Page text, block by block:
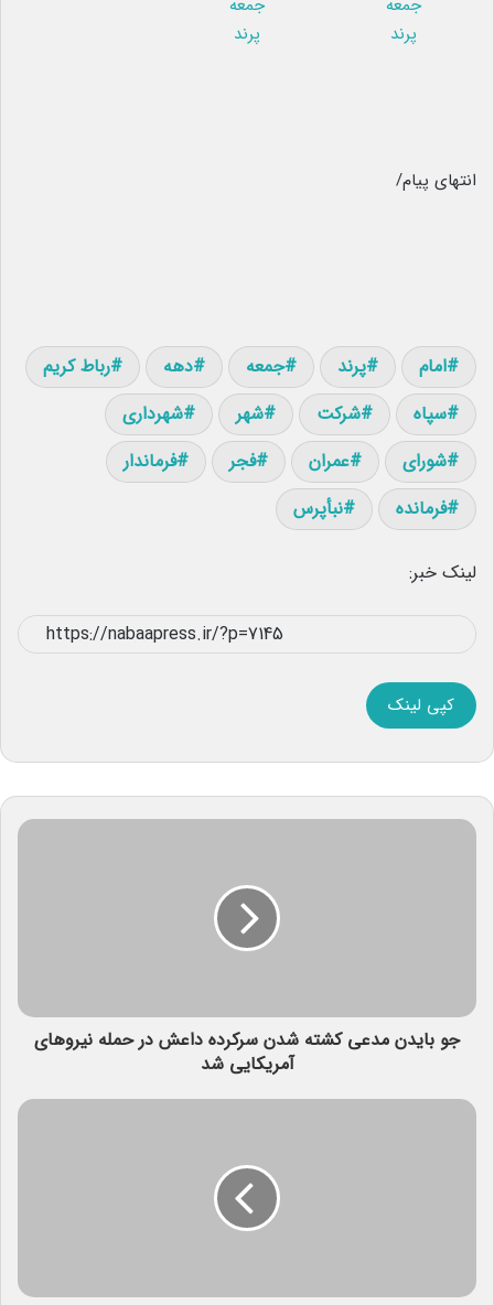
انتهای پیام/
امام پرند جمعه دهه
رباط کریم
سپاه
شرکت شهر
شهرداری
شورای
عمران فجر
فرماندار
فرمانده
نبأپرس
لینک خبر:
کپی لینک
جو بایدن مدعی کشته شدن سرکرده داعش در حمله نیروهای
آمریکایی شد